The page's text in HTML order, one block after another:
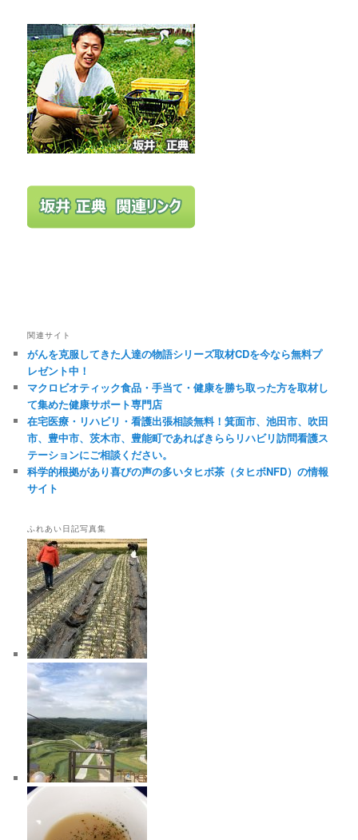
関連サイト
がんを克服してきた人達の物語シリーズ取材CDを今なら無料プ
レゼント中！
マクロビオティック食品・手当て・健康を勝ち取った方を取材し
て集めた健康サポート専門店
在宅医療・リハビリ・看護出張相談無料！箕面市、池田市、吹田
市、豊中市、茨木市、豊能町であればきららリハビリ訪問看護ス
テーションにご相談ください。
科学的根拠があり喜びの声の多いタヒボ茶（タヒボNFD）の情報
サイト
ふれあい日記写真集